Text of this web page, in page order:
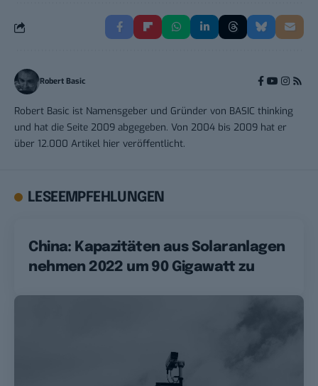
Robert Basic
Robert Basic ist Namensgeber und Gründer von BASIC thinking
und hat die Seite 2009 abgegeben. Von 2004 bis 2009 hat er
über 12.000 Artikel hier veröffentlicht.
LESEEMPFEHLUNGEN
China: Kapazitäten aus Solaranlagen
nehmen 2022 um 90 Gigawatt zu